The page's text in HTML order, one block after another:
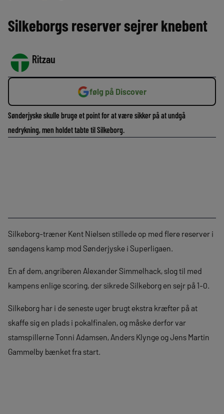
Silkeborgs reserver sejrer knebent
Ritzau
følg på Discover
Sønderjyske skulle bruge et point for at være sikker på at undgå
nedrykning, men holdet tabte til Silkeborg.
Silkeborg-træner Kent Nielsen stillede op med flere reserver i
søndagens kamp mod Sønderjyske i Superligaen.
En af dem, angriberen Alexander Simmelhack, slog til med
kampens enlige scoring, der sikrede Silkeborg en sejr på 1-0.
Silkeborg har i de seneste uger brugt ekstra kræfter på at
skaffe sig en plads i pokalfinalen, og måske derfor var
stamspillerne Tonni Adamsen, Anders Klynge og Jens Martin
Gammelby bænket fra start.